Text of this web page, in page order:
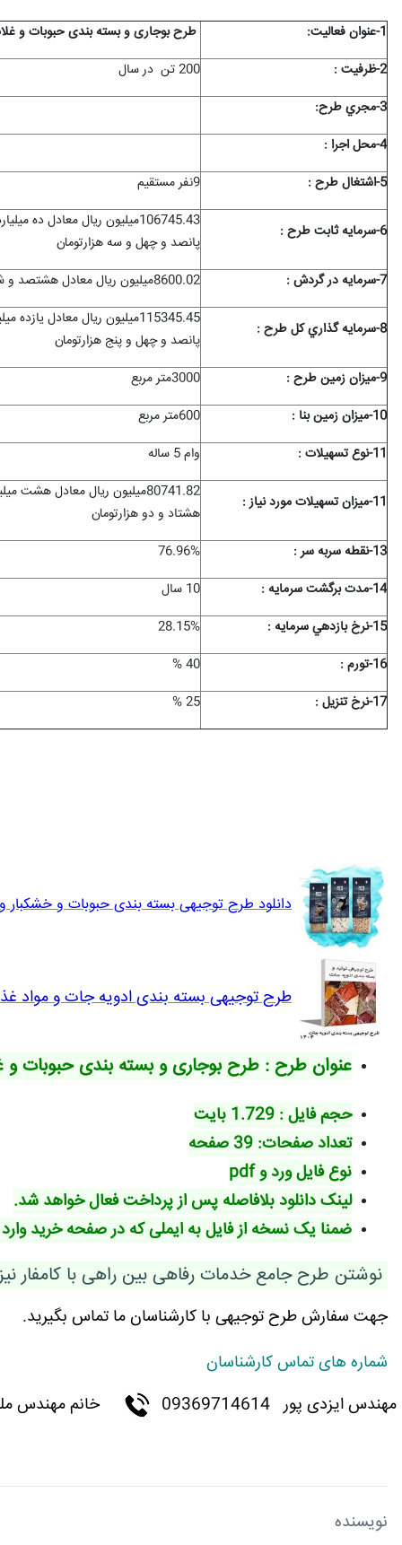
1-عنوان فعاليت:
طرح بوجاری و بسته بندی حبوبات و
2-ظرفيت :
200 تن در سال
3-مجري طرح:
4-محل اجرا :
5-اشتغال طرح :
9نفر مستقیم
6-سرمايه ثابت طرح :
106745.43میلیون ریال معادل
پانصد و چهل و سه هزارتومان
7-سرمايه در گردش :
8600.02میلیون ریال معادل هشتصد و شصت میلیون و دو هزارتومان
8-سرمايه گذاري کل طرح :
115345.45میلیون ریال معادل
پانصد و چهل و پنج هزارتومان
9-ميزان زمين طرح :
3000متر مربع
10-ميزان زمين بنا :
600متر مربع
11-نوع تسهيلات :
وام 5 ساله
11-ميزان تسهيلات مورد نياز :
80741.82میلیون ریال معادل
هشتاد و دو هزارتومان
13-نقطه سربه سر :
76.96%
14-مدت برگشت سرمايه :
10 سال
15-نرخ بازدهي سرمايه :
28.15%
16-تورم :
40 %
17-نرخ تنزیل :
25 %
دانلود طرح توجیهی بسته بندی حبوبات و خشکبار و
طرح توجیهی بسته بندی ادویه جات و مواد
عنوان طرح : طرح بوجاری و بسته بندی حبوبات
حجم فایل : 1.729 بایت
تعداد صفحات: 39 صفحه
نوع فایل ورد و pdf
لینک دانلود بلافاصله پس از پرداخت فعال خواهد شد.
ضمنا یک نسخه از فایل به ایملی که در صفحه خرید
نوشتن طرح جامع خدمات رفاهی بین راهی با کامفار
جهت سفارش طرح توجیهی با کارشناسان ما تماس بگیرید.
شماره های تماس کارشناسان
مهندس ایزدی پور 09369714614 خانم مهندس ملکی
نویسنده